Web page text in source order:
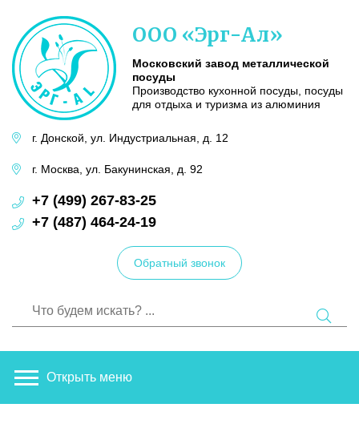
завод
посуды
ООО «Эрг-Ал»
Московский завод металлической
посуды
Производство кухонной посуды, посуды
для отдыха и туризма из алюминия
г. Донской, ул. Индустриальная, д. 12
г. Москва, ул. Бакунинская, д. 92
+7 (499) 267-83-25
+7 (487) 464-24-19
Обратный звонок
Открыть меню